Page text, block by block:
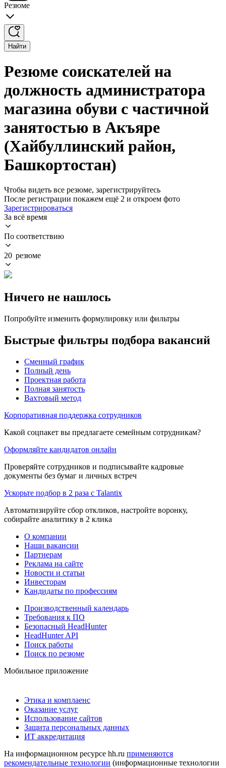
Резюме
Найти
Резюме соискателей на
должность администратора
магазина обуви с частичной
занятостью в Акъяре
(Хайбуллинский район,
Башкортостан)
Чтобы видеть все резюме, зарегистрируйтесь
После регистрации покажем ещё 2 и откроем фото
Зарегистрироваться
За всё время
По соответствию
20 резюме
Ничего не нашлось
Попробуйте изменить формулировку или фильтры
Быстрые фильтры подбора вакансий
Сменный график
Полный день
Проектная работа
Полная занятость
Вахтовый метод
Корпоративная поддержка сотрудников
Какой соцпакет вы предлагаете семейным сотрудникам?
Оформляйте кандидатов онлайн
Проверяйте сотрудников и подписывайте кадровые
документы без бумаг и личных встреч
Ускорьте подбор в 2 раза с Talantix
Автоматизируйте сбор откликов, настройте воронку,
собирайте аналитику в 2 клика
О компании
Наши вакансии
Партнерам
Реклама на сайте
Новости и статьи
Инвесторам
Кандидаты по профессиям
Производственный календарь
Требования к ПО
Безопасный HeadHunter
HeadHunter API
Поиск работы
Поиск по резюме
Мобильное приложение
Этика и комплаенс
Оказание услуг
Использование сайтов
Защита персональных данных
ИТ аккредитация
На информационном ресурсе hh.ru применяются
рекомендательные технологии (информационные технологии